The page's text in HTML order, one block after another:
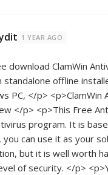
1 YEAR AGO
download ClamWin
standalone offline
PC, </p> <p>ClamWin
</p> <p>This Free
program. It is
you can use it as your
but it is well worth
of security. </p>